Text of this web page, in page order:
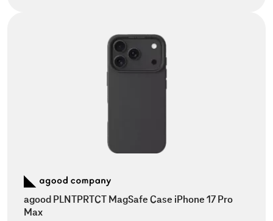
agood PLNTPRTCT MagSafe Case iPhone 17 Pro
Max